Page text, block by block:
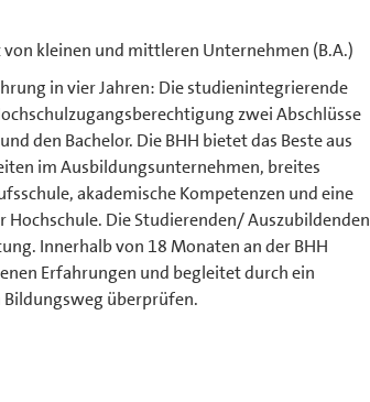
kleinen und mittleren Unternehmen (B.A.)
in vier Jahren: Die studienintegrierende
zwei Abschlüsse
den Bachelor. Die BHH bietet das Beste aus
im Ausbildungsunternehmen, breites
akademische Kompetenzen und eine
Die Studierenden/ Auszubildenden
Innerhalb von 18 Monaten an der BHH
Erfahrungen und begleitet durch ein
überprüfen.